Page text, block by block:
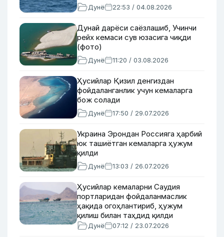
Дунё 22:53 / 04.08.2026
Дунай дарёси саёзлашиб, Учинчи
рейх кемаси сув юзасига чиқди
(фото)
Дунё 11:20 / 03.08.2026
Ҳусийлар Қизил денгиздан
фойдаланганлик учун кемаларга
бож солади
Дунё 17:50 / 29.07.2026
Украина Эрондан Россияга ҳарбий
юк ташиётган кемаларга ҳужум
қилди
Дунё 13:03 / 26.07.2026
Ҳусийлар кемаларни Саудия
портларидан фойдаланмаслик
ҳақида огоҳлантириб, ҳужум
қилиш билан таҳдид қилди
Дунё 07:12 / 23.07.2026